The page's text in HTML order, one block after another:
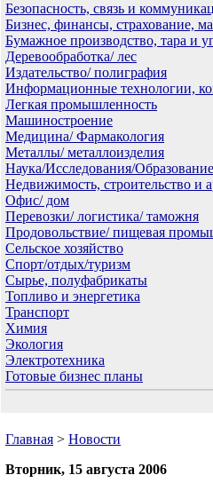
Безопасность, связь и
Бизнес, финансы, страхование,
Бумажное производство, тара и
Деревообработка/ лес
Издательство/ полиграфия
Информационные технологии,
Легкая промышленность
Машиностроение
Медицина/ Фармакология
Металлы/ металлоизделия
Наука/Исследования/Образование
Недвижимость, строительство и
Офис/ дом
Перевозки/ логистика/ таможня
Продовольствие/ пищевая
Сельское хозяйство
Спорт/отдых/туризм
Сырье, полуфабрикаты
Топливо и энергетика
Транспорт
Химия
Экология
Электротехника
Готовые бизнес планы
Главная > Новости
Вторник, 15 августа 2006